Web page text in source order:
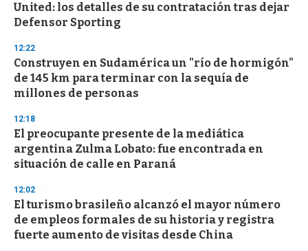
United: los detalles de su contratación tras dejar
Defensor Sporting
12:22
Construyen en Sudamérica un "río de hormigón"
de 145 km para terminar con la sequía de
millones de personas
12:18
El preocupante presente de la mediática
argentina Zulma Lobato: fue encontrada en
situación de calle en Paraná
12:02
El turismo brasileño alcanzó el mayor número
de empleos formales de su historia y registra
fuerte aumento de visitas desde China